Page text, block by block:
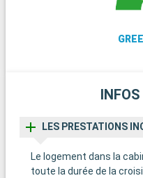
LES PRESTATIONS
Le logement dans la
toute la durée de la